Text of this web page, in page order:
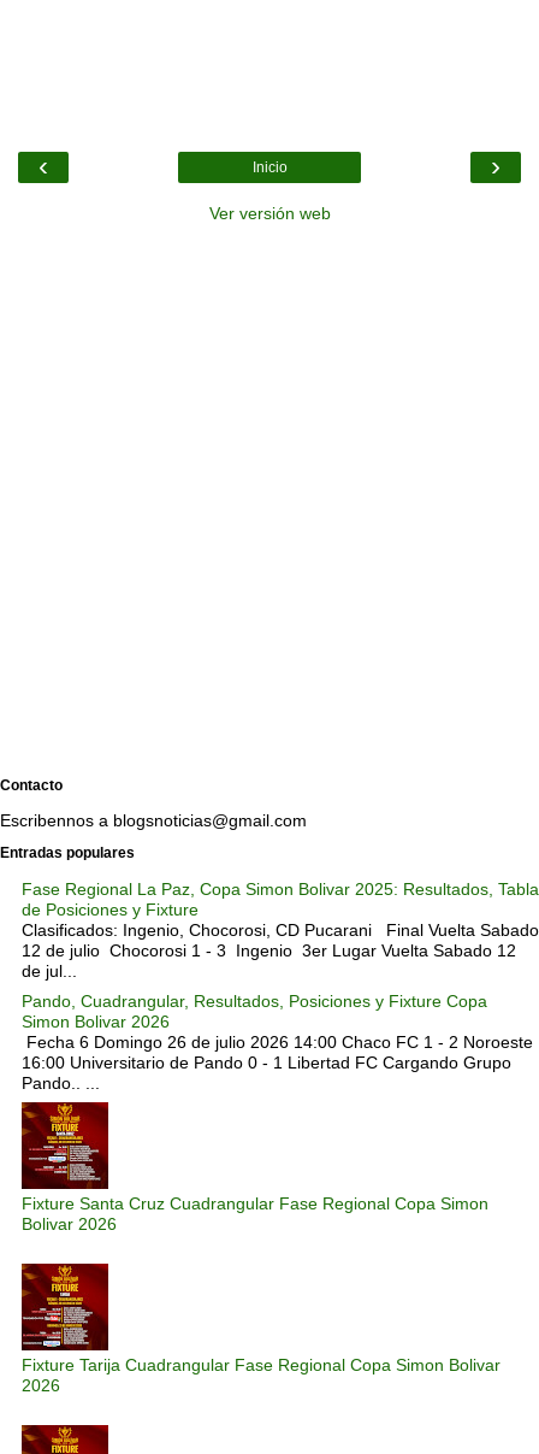
‹ ›
Inicio
Ver versión web
Contacto
Escribennos a blogsnoticias@gmail.com
Entradas populares
Fase Regional La Paz, Copa Simon Bolivar 2025: Resultados, Tabla
de Posiciones y Fixture
Clasificados: Ingenio, Chocorosi, CD Pucarani Final Vuelta Sabado
12 de julio Chocorosi 1 - 3 Ingenio 3er Lugar Vuelta Sabado 12
de jul...
Pando, Cuadrangular, Resultados, Posiciones y Fixture Copa
Simon Bolivar 2026
Fecha 6 Domingo 26 de julio 2026 14:00 Chaco FC 1 - 2 Noroeste
16:00 Universitario de Pando 0 - 1 Libertad FC Cargando Grupo
Pando.. ...
Fixture Santa Cruz Cuadrangular Fase Regional Copa Simon
Bolivar 2026
Fixture Tarija Cuadrangular Fase Regional Copa Simon Bolivar
2026